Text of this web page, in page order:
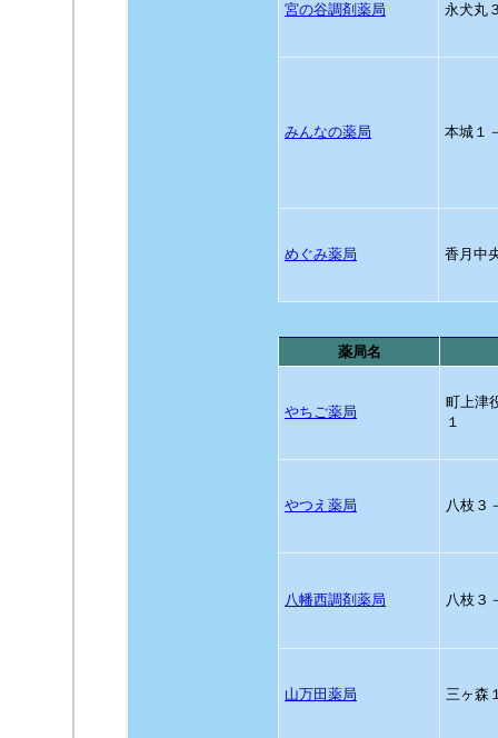
宮の谷調剤薬局 永犬丸
みんなの薬局 本城１
めぐみ薬局 香月中
薬局名
やちご薬局
町上津
１
やつえ薬局 八枝３
八幡西調剤薬局 八枝３
山万田薬局 三ヶ森